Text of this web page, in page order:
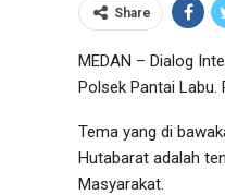
Share
MEDAN – Dialog
Polsek Pantai Labu.
Tema yang di
Hutabarat adalah
Masyarakat.